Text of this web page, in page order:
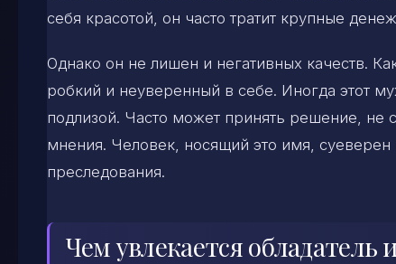
себя красотой, он часто тратит крупные
Однако он не лишен и негативных качеств.
робкий и неуверенный в себе. Иногда этот
подлизой. Часто может принять решение, не
мнения. Человек, носящий это имя,
преследования.
Чем увлекается